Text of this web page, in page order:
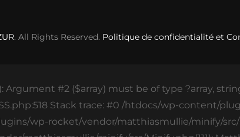
. All Rights Reserved. Politique de confidentialité et
Argument #2 ($array) must be of type ?array,
Stack trace: #0 /htdocs/wp-content/
wp-rocket/vendor/matthiasmullie/minify/src/